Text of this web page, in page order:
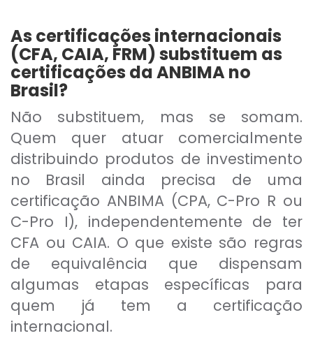
As certificações internacionais
(CFA, CAIA, FRM) substituem as
certificações da ANBIMA no
Brasil?
Não substituem, mas se somam.
Quem quer atuar comercialmente
distribuindo produtos de investimento
no Brasil ainda precisa de uma
certificação ANBIMA (CPA, C-Pro R ou
C-Pro I), independentemente de ter
CFA ou CAIA. O que existe são regras
de equivalência que dispensam
algumas etapas específicas para
quem já tem a certificação
internacional.